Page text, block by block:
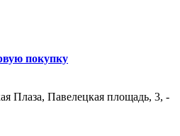
покупку
Плаза, Павелецкая площадь, 3, -